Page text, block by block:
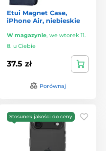
Etui Magnet Case,
iPhone Air, niebieskie
W magazynie, we wtorek 11.
8. u Ciebie
37.5 zł
Porównaj
Stosunek jakości do ceny